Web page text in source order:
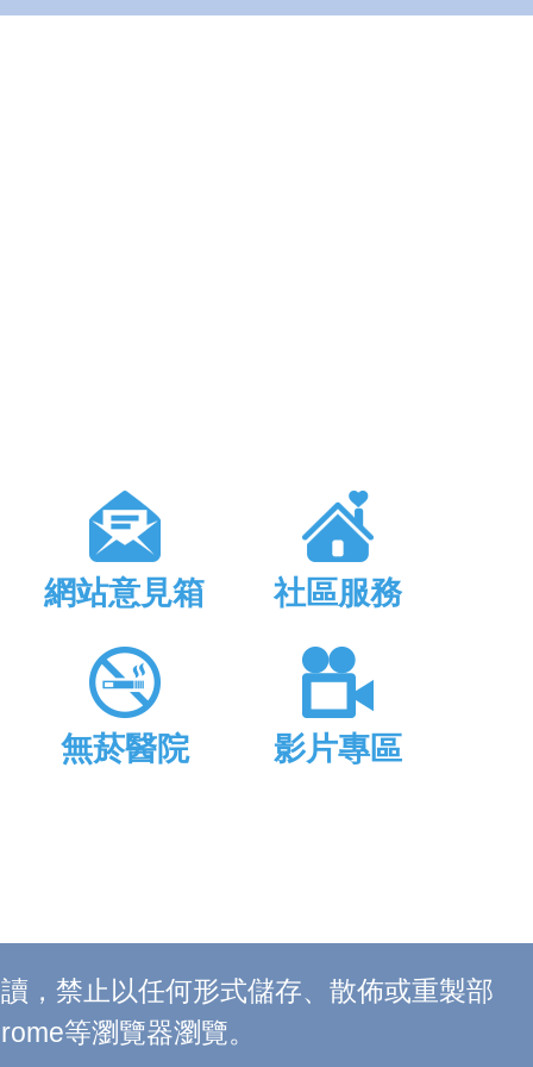
網站意見箱 社區服務
無菸醫院 影片專區
，禁止以任何形式儲存、散佈或重製部
等瀏覽器瀏覽。